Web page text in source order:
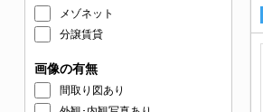
メゾネット
分譲賃貸
画像の有無
間取り図あり